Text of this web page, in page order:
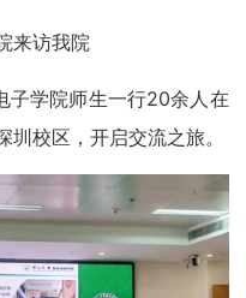
来访我院
子学院师生一行20余人在
校区，开启交流之旅。